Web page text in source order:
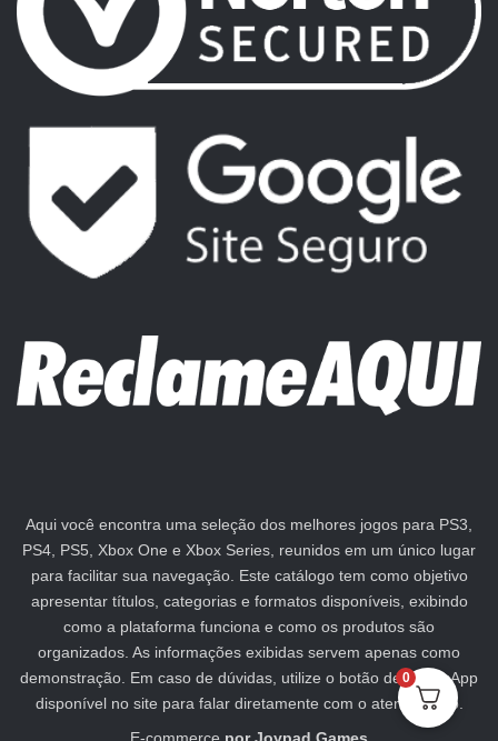
Aqui você encontra uma seleção dos melhores jogos para PS3,
PS4, PS5, Xbox One e Xbox Series, reunidos em um único lugar
para facilitar sua navegação. Este catálogo tem como objetivo
apresentar títulos, categorias e formatos disponíveis, exibindo
como a plataforma funciona e como os produtos são
organizados. As informações exibidas servem apenas como
demonstração. Em caso de dúvidas, utilize o botão de WhatsApp
disponível no site para falar diretamente com o atendimento.
E-commerce porJoypad Games
0